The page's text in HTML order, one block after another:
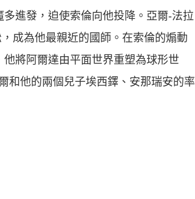
進發，迫使索倫向他投降。亞爾-法拉
成為他最親近的國師。在索倫的煽動
將阿爾達由平面世界重塑為球形世
和他的兩個兒子埃西鐸、安那瑞安的率